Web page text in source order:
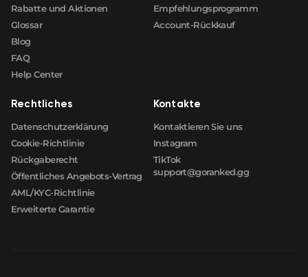
Rabatte und Aktionen
Glossar
Blog
FAQ
Help Center
Empfehlungsprogramm
Account-Rückkauf
Rechtliches
Datenschutzerklärung
Cookie-Richtlinie
Rückgaberecht
Öffentliches Angebots-Vertrag
AML/KYC-Richtlinie
Erweiterte Garantie
Kontakte
Kontaktieren Sie uns
Instagram
TikTok
support@goranked.gg